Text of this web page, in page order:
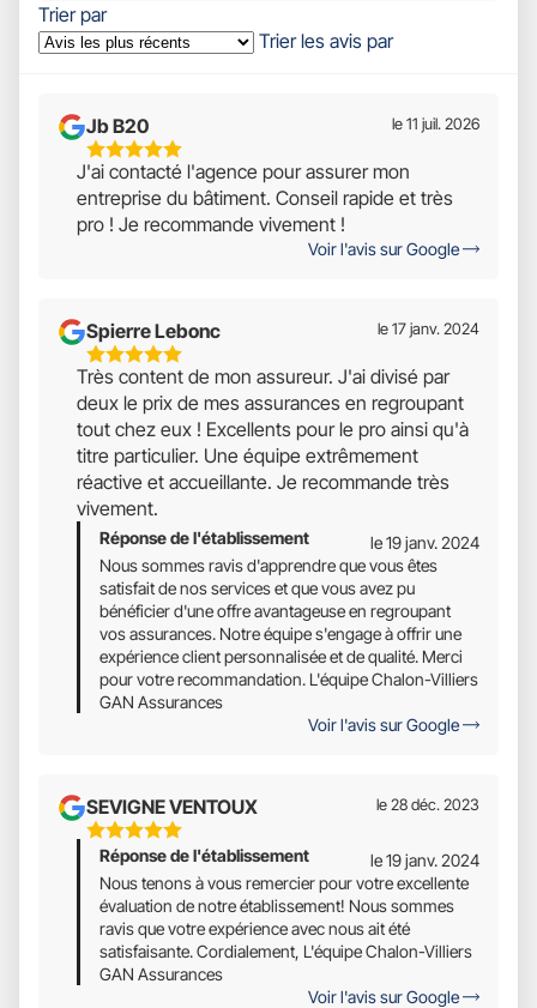
Trier par
Trier les avis par
Jb B20
5
Étoiles
Sur
5
le 11 juil. 2026
J'ai contacté l'agence pour assurer mon
entreprise du bâtiment. Conseil rapide et très
pro ! Je recommande vivement !
Voir l'avis sur Google
Spierre Lebonc
5
Étoiles
Sur
5
le 17 janv. 2024
Très content de mon assureur. J'ai divisé par
deux le prix de mes assurances en regroupant
tout chez eux ! Excellents pour le pro ainsi qu'à
titre particulier. Une équipe extrêmement
réactive et accueillante. Je recommande très
vivement.
Réponse de l'établissement
le 19 janv. 2024
Nous sommes ravis d'apprendre que vous êtes
satisfait de nos services et que vous avez pu
bénéficier d'une offre avantageuse en regroupant
vos assurances. Notre équipe s'engage à offrir une
expérience client personnalisée et de qualité. Merci
pour votre recommandation. L'équipe Chalon-Villiers
GAN Assurances
Voir l'avis sur Google
SEVIGNE VENTOUX
5
Étoiles
Sur
le 28 déc. 2023
Réponse de l'établissement
le 19 janv. 2024
Nous tenons à vous remercier pour votre excellente
évaluation de notre établissement! Nous sommes
ravis que votre expérience avec nous ait été
satisfaisante. Cordialement, L'équipe Chalon-Villiers
GAN Assurances
Voir l'avis sur Google